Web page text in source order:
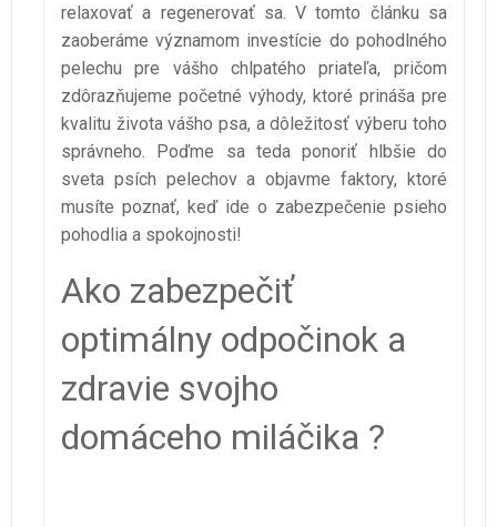
relaxovať a regenerovať sa. V tomto článku sa
zaoberáme významom investície do pohodlného
pelechu pre vášho chlpatého priateľa, pričom
zdôrazňujeme početné výhody, ktoré prináša pre
kvalitu života vášho psa, a dôležitosť výberu toho
správneho. Poďme sa teda ponoriť hlbšie do
sveta psích pelechov a objavme faktory, ktoré
musíte poznať, keď ide o zabezpečenie psieho
pohodlia a spokojnosti!
Ako zabezpečiť
optimálny odpočinok a
zdravie svojho
domáceho miláčika ?